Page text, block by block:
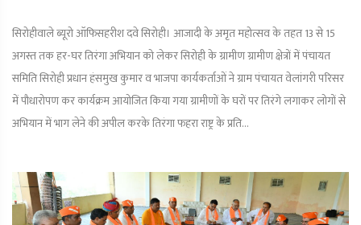
सिरोहीवाले ब्यूरो ऑफिसहरीश दवे सिरोही। आजादी के अमृत महोत्सव के तहत 13 से 15
अगस्त तक हर-घर तिरंगा अभियान को लेकर सिरोही के ग्रामीण ग्रामीण क्षेत्रों में पंचायत
समिति सिरोही प्रधान हंसमुख कुमार व भाजपा कार्यकर्ताओं ने ग्राम पंचायत वेलांगरी परिसर
में पौधारोपण कर कार्यक्रम आयोजित किया गया ग्रामीणों के घरों पर तिरंगे लगाकर लोगों से
अभियान में भाग लेने की अपील करके तिरंगा फहरा राष्ट्र के प्रति...